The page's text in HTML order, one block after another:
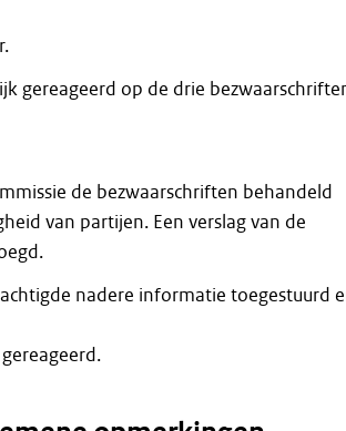
gereageerd op de drie
de bezwaarschriften behandeld
van partijen. Een verslag van de
nadere informatie toegestuurd